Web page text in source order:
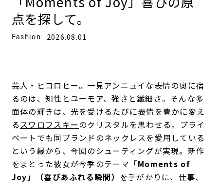
点を探して。
Fashion 2026.08.01
芸人・ヒコロヒー。一見アンニュイな表情の奥に宿
るのは、知性とユーモア、強さと繊細さ。そんな多
面体の輝きは、光を受けるたびに表情を豊かに変え
るスワロフスキーのクリスタルを思わせる。プライ
ベートでも同ブランドのネックレスを愛用している
という縁から、今回のシューティングが実現。新作
をまとった彼女が今季のテーマ 「Moments of
Joy」（喜びあふれる瞬間） を手がかりに、仕事、